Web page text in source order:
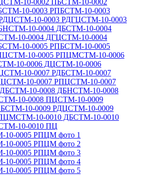
СТМ-10-0003 РПБСТМ-10-0003
СТМ-10-0003 РДГЦСТМ-10-0003
СТМ-10-0004 ДБСТМ-10-0004
10-0004 ДГЦСТМ-10-0004
СТМ-10-0005 РПБСТМ-10-0005
СТМ-10-0005 РПЦМСТМ-10-0006
10-0006 ДЦСТМ-10-0006
СТМ-10-0007 РДБСТМ-10-0007
СТМ-10-0007 РПЦСТМ-10-0007
СТМ-10-0008 ДБНСТМ-10-0008
10-0008 ПЦСТМ-10-0009
СТМ-10-0009 РДЦСТМ-10-0009
СТМ-10-0010 ДБСТМ-10-0010
10-0010 ПЦ